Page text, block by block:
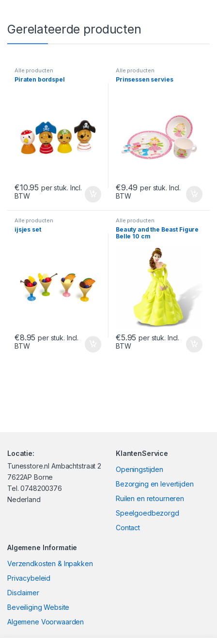
Gerelateerde producten
Alle producten
Piraten bordspel
€10.95 per stuk. Incl.
BTW
Alle producten
Prinsessen servies
€9.49 per stuk. Incl.
BTW
Alle producten
ijsjes set
€8.95 per stuk. Incl.
BTW
Alle producten
Beauty and the Beast Figure
Belle 10 cm
€5.95 per stuk. Incl.
BTW
Locatie:
Tunesstore.nl Ambachtstraat 2
7622AP Borne
Tel. 0748200376
Nederland
KlantenService
Openingstijden
Bezorging en levertijden
Ruilen en retourneren
Speelgoedbezorgd
Contact
Algemene Informatie
Verzendkosten & Inpakken
Privacybeleid
Disclaimer
Beveiliging Website
Algemene Voorwaarden